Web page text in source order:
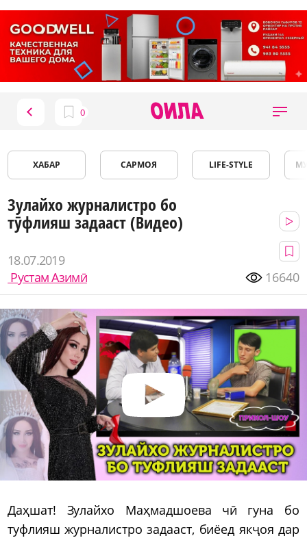
ХАБАР САРМОЯ LIFE-STYLE
Зулайхо журналистро бо
тӯфлияш задааст (Видео)
18.07.2019
Рустам Азимӣ
16640
Даҳшат! Зулайхо Маҳмадшоева чӣ гуна бо
туфлияш журналистро задааст, биёед якҷоя дар